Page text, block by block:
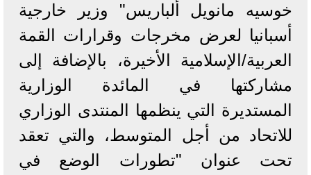
خوسيه مانويل ألباريس" وزير خارجية
أسبانيا لعرض مخرجات وقرارات القمة
العربية/الإسلامية الأخيرة، بالإضافة إلى
مشاركتها في المائدة الوزارية
المستديرة التي ينظمها المنتدى الوزاري
للاتحاد من أجل المتوسط، والتي تعقد
تحت عنوان "تطورات الوضع في